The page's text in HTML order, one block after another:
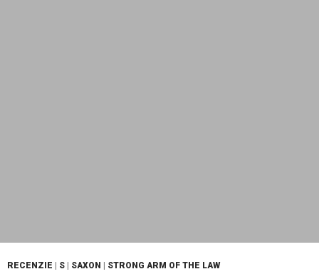
RECENZIE | S | SAXON | STRONG ARM OF THE LAW